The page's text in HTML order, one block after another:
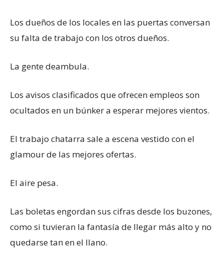
Los dueños de los locales en las puertas conversan
su falta de trabajo con los otros dueños.
La gente deambula.
Los avisos clasificados que ofrecen empleos son
ocultados en un búnker a esperar mejores vientos.
El trabajo chatarra sale a escena vestido con el
glamour de las mejores ofertas.
El aire pesa.
Las boletas engordan sus cifras desde los buzones,
como si tuvieran la fantasía de llegar más alto y no
quedarse tan en el llano.